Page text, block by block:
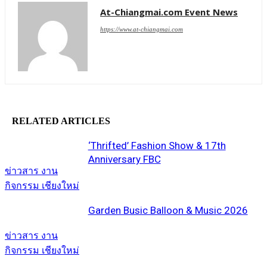
At-Chiangmai.com Event News
https://www.at-chiangmai.com
RELATED ARTICLES
ข่าวสาร งาน
กิจกรรม เชียงใหม่
‘Thrifted’ Fashion Show & 17th
Anniversary FBC
ข่าวสาร งาน
กิจกรรม เชียงใหม่
Garden Busic Balloon & Music 2026